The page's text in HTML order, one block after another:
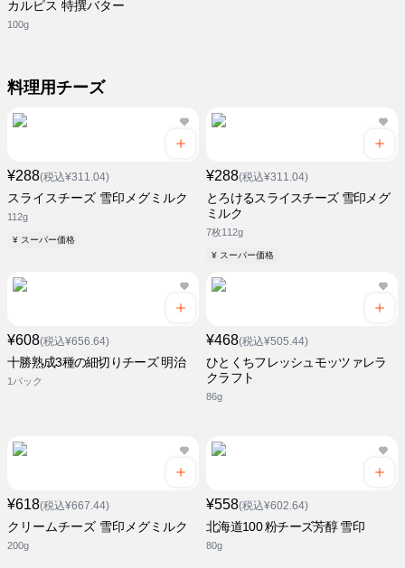
カルピス 特撰バター
100g
料理用チーズ
¥288(税込¥311.04)
スライスチーズ 雪印メグミルク
112g
¥ スーパー価格
¥288(税込¥311.04)
とろけるスライスチーズ 雪印メグ
ミルク
7枚112g
¥ スーパー価格
¥608(税込¥656.64)
十勝熟成3種の細切りチーズ 明治
1パック
¥468(税込¥505.44)
ひとくちフレッシュモッツァレラ
クラフト
86g
¥618(税込¥667.44)
クリームチーズ 雪印メグミルク
200g
¥558(税込¥602.64)
北海道100 粉チーズ芳醇 雪印
80g